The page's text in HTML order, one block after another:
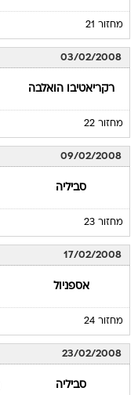
מחזור 21
03/02/2008
רקריאטיבו הואלבה
מחזור 22
09/02/2008
סביליה
מחזור 23
17/02/2008
אספניול
מחזור 24
23/02/2008
סביליה